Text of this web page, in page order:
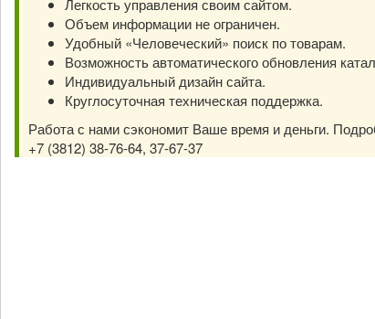
Легкость управления своим сайтом.
Объем информации не ограничен.
Удобный «Человеческий» поиск по товарам.
Возможность автоматического обновления
Индивидуальный дизайн сайта.
Круглосуточная техническая поддержка.
Работа с нами сэкономит Ваше время и деньги.
+7 (3812) 38-76-64, 37-67-37